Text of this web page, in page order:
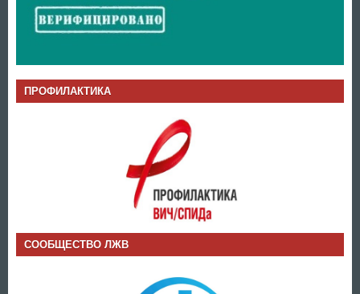
ПРОФИЛАКТИКА
СООБЩЕСТВО ЛЖВ